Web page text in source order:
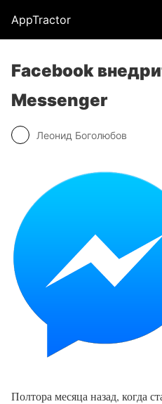
AppTractor
Facebook
Messenger
Леонид Боголюбов
Полтора месяца назад, когда